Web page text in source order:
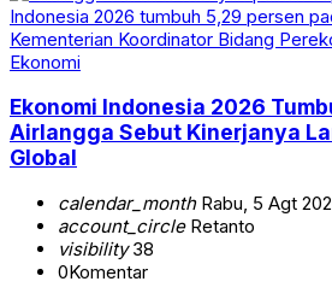
Ekonomi
Ekonomi Indonesia 2026
Airlangga Sebut Kinerjanya
Global
calendar_monthRabu, 5 Agt
account_circleRetanto
visibility38
0Komentar